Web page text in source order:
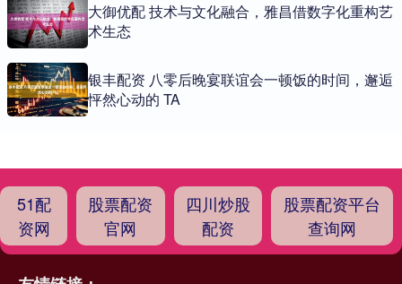
大御优配 技术与文化融合，雅昌借数字化重构艺
术生态
银丰配资 八零后晚宴联谊会一顿饭的时间，邂逅
怦然心动的 TA
51配
资网
股票配资
官网
四川炒股
配资
股票配资平台
查询网